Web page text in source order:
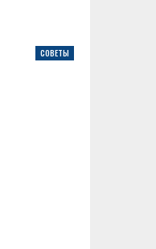
СОВЕТЫ